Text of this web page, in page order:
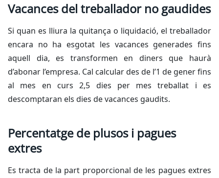
Vacances del treballador no gaudides
Si quan es lliura la quitança o liquidació, el treballador
encara no ha esgotat les vacances generades fins
aquell dia, es transformen en diners que haurà
d’abonar l’empresa. Cal calcular des de l’1 de gener fins
al mes en curs 2,5 dies per mes treballat i es
descomptaran els dies de vacances gaudits.
Percentatge de plusos i pagues
extres
Es tracta de la part proporcional de les pagues extres